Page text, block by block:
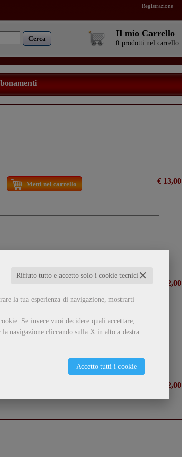
✕
Rifiuto tutto e accetto solo i cookie tecnici
la tua esperienza di navigazione, mostrarti
Se invece vuoi decidere quali accettare,
navigazione cliccando sulla X in alto a destra.
Accetto tutti i cookie
Registrazione
Cerca
Il mio Carrello
0 prodotti nel carrello
€ 13,00
Metti nel carrello
€ 12,00
€ 12,00